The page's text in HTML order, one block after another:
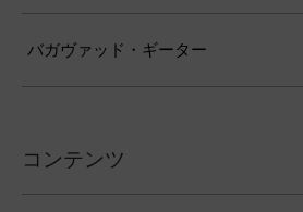
バガヴァッド・ギーター
コンテンツ